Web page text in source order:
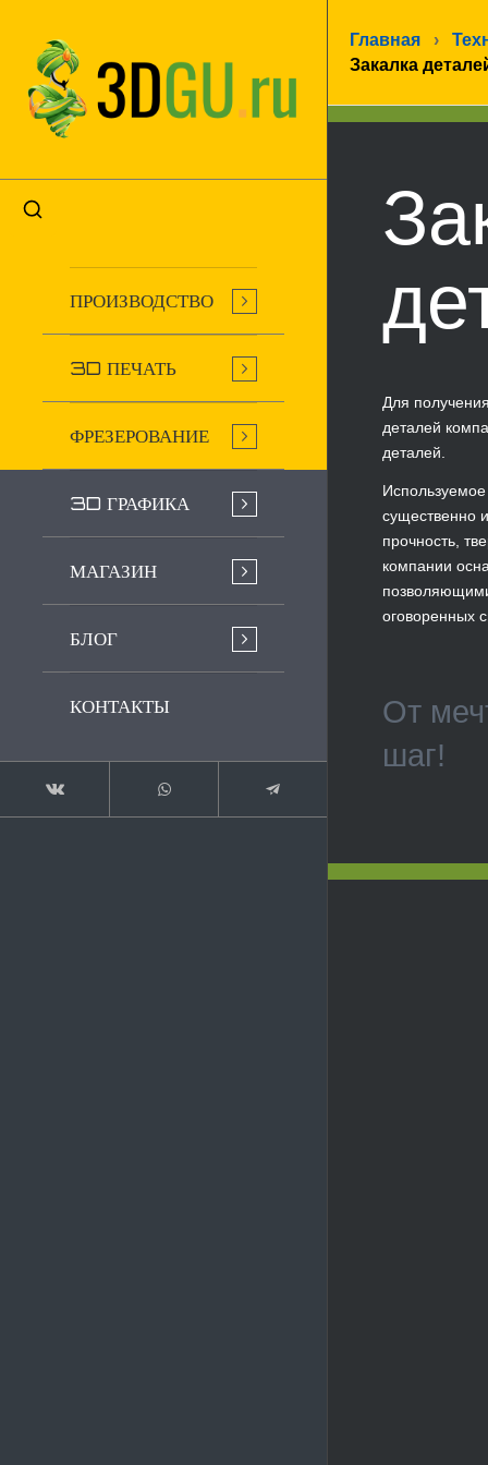
ПРОИЗВОДСТВО
3D ПЕЧАТЬ
ФРЕЗЕРОВАНИЕ
3D ГРАФИКА
МАГАЗИН
БЛОГ
КОНТАКТЫ
Главная ›
Закалка
Для
деталей
деталей.
существенно
прочность,
компании
оговоренных
От
шаг!